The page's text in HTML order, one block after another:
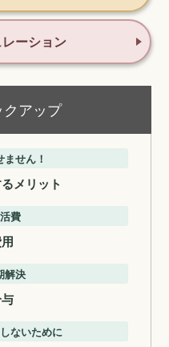
ーション
アップ
せん！
メリット
費
解決
ないために